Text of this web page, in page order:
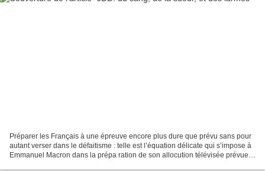
Préparer les Français à une épreuve encore plus dure que prévu sans pour
autant verser dans le défaitisme : telle est l’équation délicate qui s’impose à
Emmanuel Macron dans la prépa ration de son allocution télévisée prévue